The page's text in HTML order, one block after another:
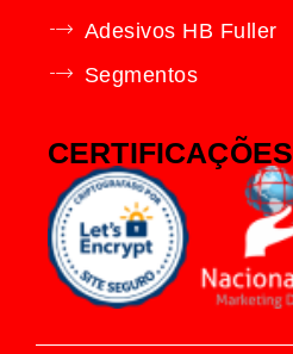
Adesivos HB Fuller
Segmentos
CERTIFICAÇÕES